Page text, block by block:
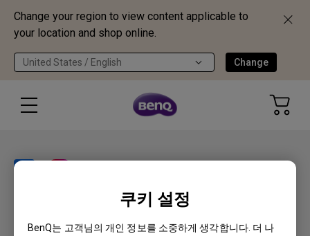
Change your region to view content applicable to
your location and shop online.
United States / English Change
쿠키 설정
BenQ는 고객님의 개인 정보를 소중하게 생각합니다. 더 나
제품